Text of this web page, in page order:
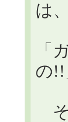
は
「
の!!
そ